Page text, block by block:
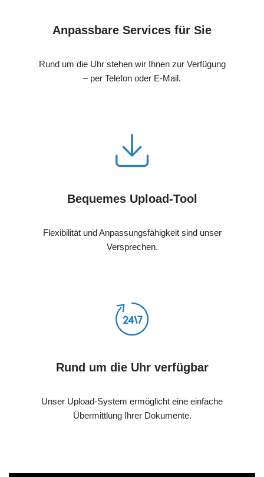
Anpassbare Services für Sie
Rund um die Uhr stehen wir Ihnen zur Verfügung
– per Telefon oder E-Mail.
Bequemes Upload-Tool
Flexibilität und Anpassungsfähigkeit sind unser
Versprechen.
Rund um die Uhr verfügbar
Unser Upload-System ermöglicht eine einfache
Übermittlung Ihrer Dokumente.